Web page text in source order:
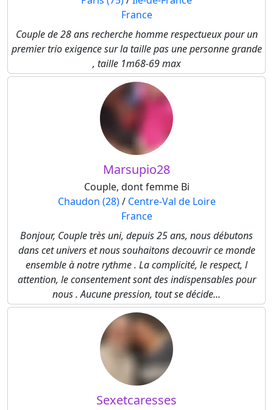
France
Couple de 28 ans recherche homme respectueux pour un
premier trio exigence sur la taille pas une personne grande
, taille 1m68-69 max
Marsupio28
Couple, dont femme Bi
Chaudon (28)/ Centre-Val de Loire
France
Bonjour, Couple très uni, depuis 25 ans, nous débutons
dans cet univers et nous souhaitons decouvrir ce monde
ensemble à notre rythme . La complicité, le respect, l
attention, le consentement sont des indispensables pour
nous . Aucune pression, tout se décide...
Sexetcaresses